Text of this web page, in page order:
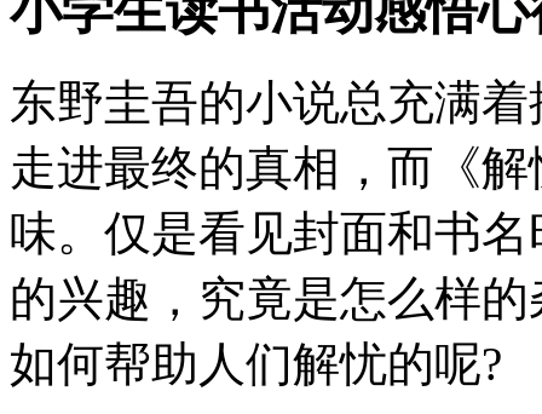
东野圭吾的小说总充满
走进最终的真相，而《
味。仅是看见封面和书
的兴趣，究竟是怎么样
如何帮助人们解忧的呢?